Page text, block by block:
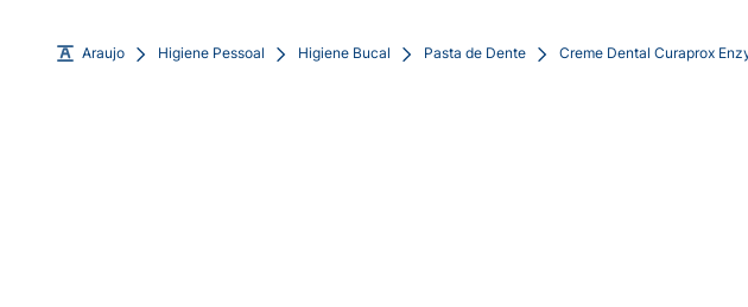
Araujo Higiene Pessoal Higiene Bucal Pasta de Dente Creme Dental Curaprox